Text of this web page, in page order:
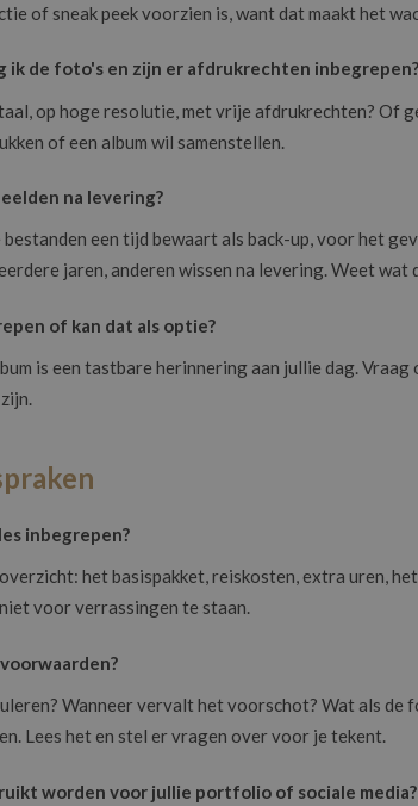
of sneak peek voorzien is, want dat maakt het
ik de foto's en zijn er afdrukrechten inbegrepen?
op hoge resolutie, met vrije afdrukrechten? Of
of een album wil samenstellen.
na levering?
een tijd bewaart als back-up, voor het
jaren, anderen wissen na levering. Weet wat
of kan dat als optie?
is een tastbare herinnering aan jullie dag.
inbegrepen?
het basispakket, reiskosten, extra uren,
voor verrassingen te staan.
Wanneer vervalt het voorschot? Wat als
Lees het en stel er vragen over voor je tekent.
worden voor jullie portfolio of sociale media?